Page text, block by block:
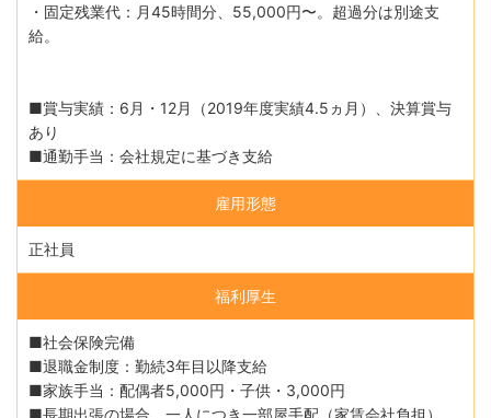
・固定残業代：月45時間分、55,000円〜。超過分は別途支
給。
■賞与実績：6月・12月（2019年度実績4.5ヵ月）、決算賞与
あり
■通勤手当：会社規定に基づき支給
雇用形態
正社員
福利厚生
■社会保険完備
■退職金制度：勤続3年目以降支給
■家族手当：配偶者5,000円・子供・3,000円
■長期出張の場合、一人につき一部屋手配（家賃会社負担）